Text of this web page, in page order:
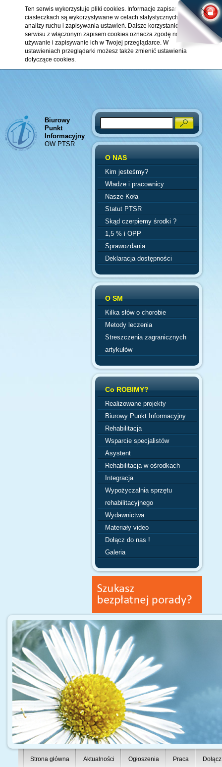
Ten serwis wykorzystuje pliki cookies. Informacje zapisane w
ciasteczkach są wykorzystywane w celach statystycznych,
analizy ruchu i zapisywania ustawień. Dalsze korzystanie z
serwisu z włączonym zapisem cookies oznacza zgodę na ich
używanie i zapisywanie ich w Twojej przeglądarce. W
ustawieniach przeglądarki możesz także zmienić ustawienia
dotyczące cookies.
Biurowy
Punkt
Informacyjny
OW PTSR
Search
O NAS
Kim jesteśmy?
Władze i pracownicy
Nasze Koła
Statut PTSR
Skąd czerpiemy środki ?
1,5 % i OPP
Sprawozdania
Deklaracja dostępności
O SM
Kilka słów o chorobie
Metody leczenia
Streszczenia zagranicznych
artykułów
Co ROBIMY?
Realizowane projekty
Biurowy Punkt Informacyjny
Rehabilitacja
Wsparcie specjalistów
Asystent
Rehabilitacja w ośrodkach
Integracja
Wypożyczalnia sprzętu
rehabilitacyjnego
Wydawnictwa
Materiały video
Dołącz do nas !
Galeria
Strona główna Aktualności Ogłoszenia Praca